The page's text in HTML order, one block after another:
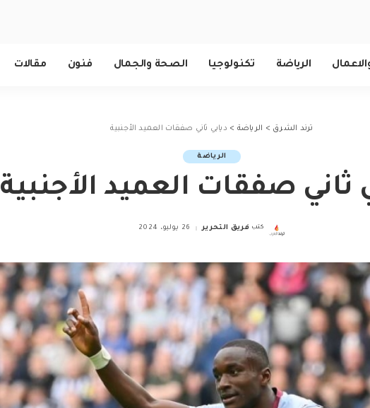
الرياضة تكنولوجيا الصحة والجمال فنون مقالات
ترند الشرق > الرياضة > ديابي ثاني صفقات العميد الأجنبية
الرياضة
ثاني صفقات العميد الأجنبية
Posted
كتب فريق التحرير 26 يوليو، 2024